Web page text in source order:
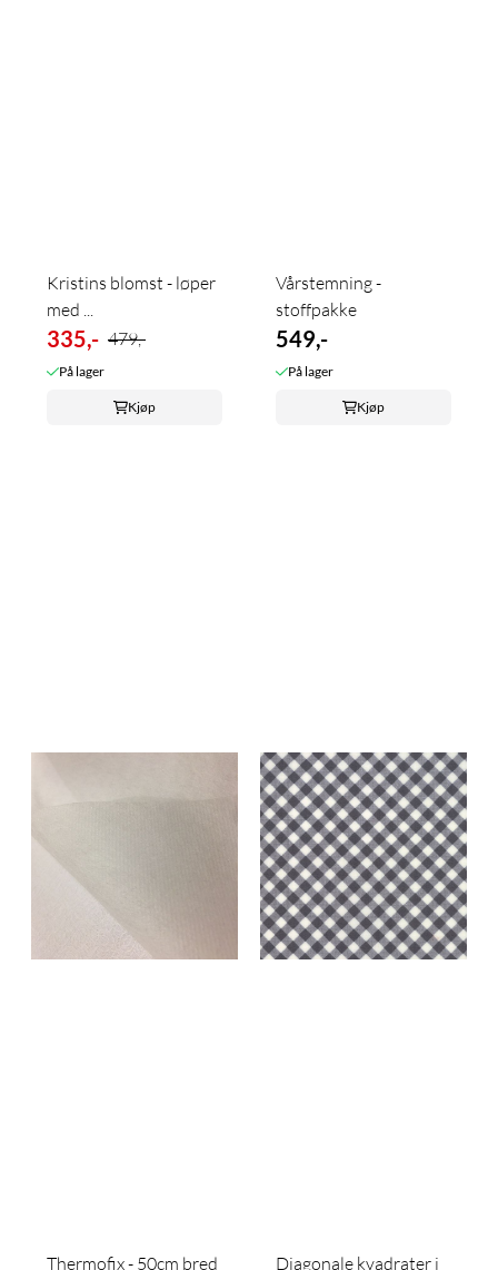
Kristins blomst - løper
med ...
335,- 479,-
På lager
Kjøp
Vårstemning -
stoffpakke
549,-
På lager
Kjøp
Thermofix - 50cm bred
Diagonale kvadrater i